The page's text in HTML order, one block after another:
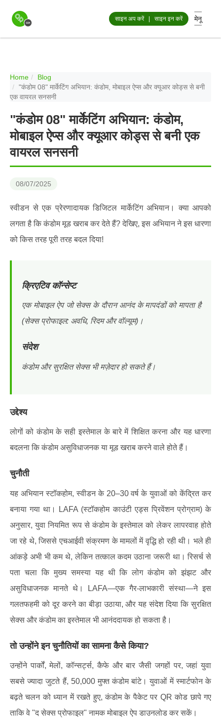
साइन अप करें| साइन इन करें मेनू
Home
Blog
"कंडोम 08" मार्केटिंग अभियान: कंडोम, मोबाइल ऐप्स और क्यूआर कोड्स से बनी
एक वायरल सनसनी
"कंडोम 08" मार्केटिंग अभियान: कंडोम,
मोबाइल ऐप्स और क्यूआर कोड्स से बनी एक
वायरल सनसनी
08/07/2025
स्वीडन से एक प्रेरणादायक डिजिटल मार्केटिंग अभियान। क्या आपको
लगता है कि कंडोम मूड खराब कर देते हैं? देखिए, इस अभियान ने इस धारणा
को किस तरह पूरी तरह बदल दिया!
क्रिएटिव कॉन्सेप्ट
एक मोबाइल ऐप जो सेक्स के दौरान आनंद के मापदंडों को मापता है
(सेक्स प्रोफाइल: अवधि, रिदम और वॉल्यूम)।
संदेश
कंडोम और सुरक्षित सेक्स भी मज़ेदार हो सकते हैं।
उद्देश्य
लोगों को कंडोम के सही इस्तेमाल के बारे में शिक्षित करना और यह धारणा
बदलना कि कंडोम असुविधाजनक या मूड खराब करने वाले होते हैं।
चुनौती
यह अभियान स्टॉकहोम, स्वीडन के 20–30 वर्ष के युवाओं को केंद्रित कर
बनाया गया था। LAFA (स्टॉकहोम काउंटी एड्स प्रिवेंशन प्रोग्राम) के
अनुसार, युवा नियमित रूप से कंडोम के इस्तेमाल को लेकर लापरवाह होते
जा रहे थे, जिससे एचआईवी संक्रमण के मामलों में वृद्धि हो रही थी। भले ही
आंकड़े अभी भी कम थे, लेकिन तत्काल कदम उठाना जरूरी था। रिसर्च से
पता चला कि मुख्य समस्या यह थी कि लोग कंडोम को झंझट और
असुविधाजनक मानते थे। LAFA—एक गैर-लाभकारी संस्था—ने इस
गलतफहमी को दूर करने का बीड़ा उठाया, और यह संदेश दिया कि सुरक्षित
सेक्स और कंडोम का इस्तेमाल भी आनंददायक हो सकता है।
तो उन्होंने इन चुनौतियों का सामना कैसे किया?
उन्होंने पार्कों, मेलों, कॉन्सर्ट्स, कैफे और बार जैसी जगहों पर, जहां युवा
सबसे ज्यादा जुटते हैं, 50,000 मुफ्त कंडोम बांटे। युवाओं में स्मार्टफोन के
बढ़ते चलन को ध्यान में रखते हुए, कंडोम के पैकेट पर QR कोड छापे गए
ताकि वे "द सेक्स प्रोफाइल" नामक मोबाइल ऐप डाउनलोड कर सकें।